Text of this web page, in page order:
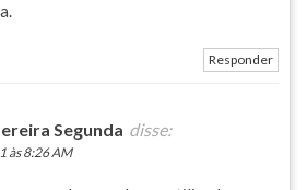
Responder
Segunda disse:
às 8:26 AM